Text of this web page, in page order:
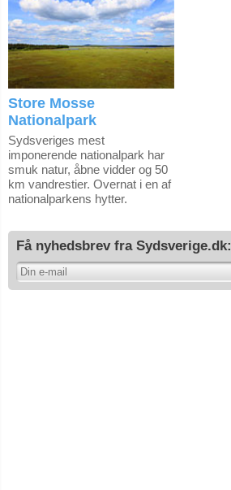
Store Mosse
Nationalpark
Sydsveriges mest
imponerende nationalpark har
smuk natur, åbne vidder og 50
km vandrestier. Overnat i en af
nationalparkens hytter.
Få nyhedsbrev fra Sydsverige.dk: